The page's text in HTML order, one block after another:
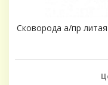
Сковорода а/пр